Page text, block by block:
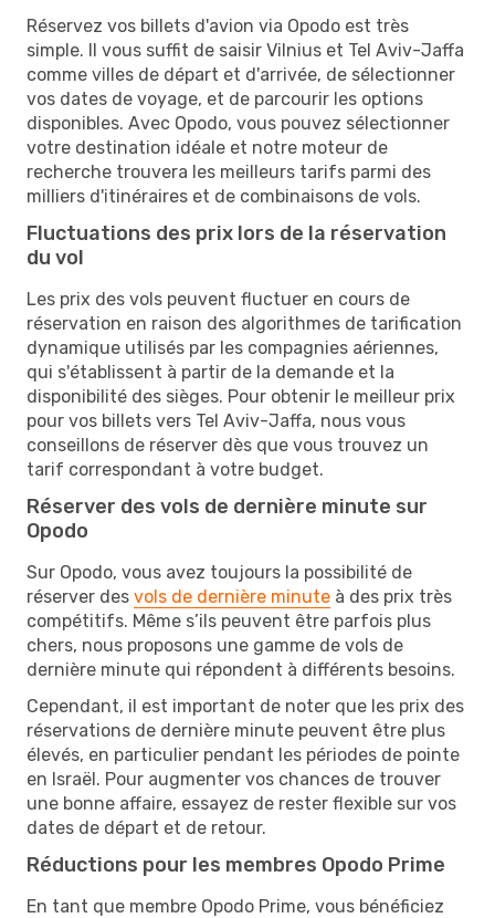
Réservez vos billets d'avion via Opodo est très
simple. Il vous suffit de saisir Vilnius et Tel Aviv-Jaffa
comme villes de départ et d'arrivée, de sélectionner
vos dates de voyage, et de parcourir les options
disponibles. Avec Opodo, vous pouvez sélectionner
votre destination idéale et notre moteur de
recherche trouvera les meilleurs tarifs parmi des
milliers d'itinéraires et de combinaisons de vols.
Fluctuations des prix lors de la réservation
du vol
Les prix des vols peuvent fluctuer en cours de
réservation en raison des algorithmes de tarification
dynamique utilisés par les compagnies aériennes,
qui s'établissent à partir de la demande et la
disponibilité des sièges. Pour obtenir le meilleur prix
pour vos billets vers Tel Aviv-Jaffa, nous vous
conseillons de réserver dès que vous trouvez un
tarif correspondant à votre budget.
Réserver des vols de dernière minute sur
Opodo
Sur Opodo, vous avez toujours la possibilité de
réserver des vols de dernière minute à des prix très
compétitifs. Même s’ils peuvent être parfois plus
chers, nous proposons une gamme de vols de
dernière minute qui répondent à différents besoins.
Cependant, il est important de noter que les prix des
réservations de dernière minute peuvent être plus
élevés, en particulier pendant les périodes de pointe
en Israël. Pour augmenter vos chances de trouver
une bonne affaire, essayez de rester flexible sur vos
dates de départ et de retour.
Réductions pour les membres Opodo Prime
En tant que membre Opodo Prime, vous bénéficiez